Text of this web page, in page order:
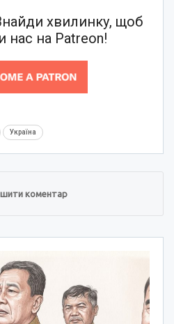
хвилинку, щоб
нас на Patreon!
Україна
коментар